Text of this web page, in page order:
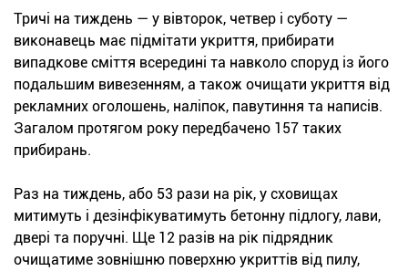
Тричі на тиждень — у вівторок, четвер і суботу —
виконавець має підмітати укриття, прибирати
випадкове сміття всередині та навколо споруд із його
подальшим вивезенням, а також очищати укриття від
рекламних оголошень, наліпок, павутиння та написів.
Загалом протягом року передбачено 157 таких
прибирань.
Раз на тиждень, або 53 рази на рік, у сховищах
митимуть і дезінфікуватимуть бетонну підлогу, лави,
двері та поручні. Ще 12 разів на рік підрядник
очищатиме зовнішню поверхню укриттів від пилу,